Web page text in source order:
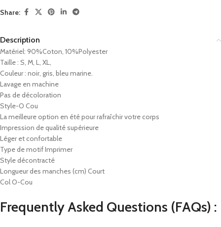
Share:
Description
Matériel: 90%Coton, 10%Polyester
Taille : S, M, L, XL,
Couleur : noir, gris, bleu marine.
Lavage en machine
Pas de décoloration
Style-O Cou
La meilleure option en été pour rafraîchir votre corps
Impression de qualité supérieure
Léger et confortable
Type de motif Imprimer
Style décontracté
Longueur des manches (cm) Court
Col O-Cou
Frequently Asked Questions (FAQs) :